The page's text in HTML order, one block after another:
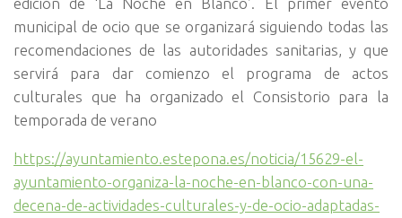
municipal de ocio que se organizará siguiendo todas las
recomendaciones de las autoridades sanitarias, y que
servirá para dar comienzo el programa de actos
culturales que ha organizado el Consistorio para la
temporada de verano
https://ayuntamiento.estepona.es/noticia/15629-el-
ayuntamiento-organiza-la-noche-en-blanco-con-una-
decena-de-actividades-culturales-y-de-ocio-adaptadas-